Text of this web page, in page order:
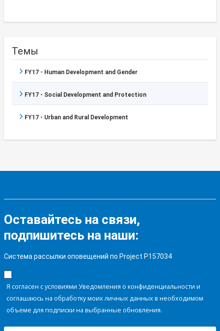
Темы
FY17 - Human Development and Gender
FY17 - Social Development and Protection
FY17 - Urban and Rural Development
Оставайтесь на связи,
подпишитесь на наши:
Система рассылки оповещений по Project P157034
Я согласен с условиями Уведомления о конфиденциальности и
соглашаюсь на обработку моих личных данных в необходимом
объеме для подписки на выбранные обновления.